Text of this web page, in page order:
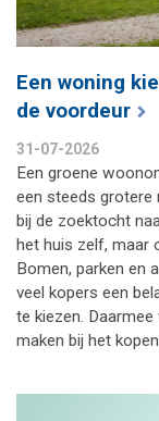
Een woning
de voordeur
31-07-2026
Een groene
een steeds grotere
bij de zoektocht
het huis zelf, maar
Bomen, parken en
veel kopers een
te kiezen.
maken bij het